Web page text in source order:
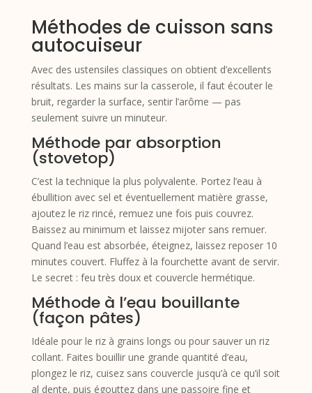
Méthodes de cuisson sans
autocuiseur
Avec des ustensiles classiques on obtient d’excellents
résultats. Les mains sur la casserole, il faut écouter le
bruit, regarder la surface, sentir l’arôme — pas
seulement suivre un minuteur.
Méthode par absorption
(stovetop)
C’est la technique la plus polyvalente. Portez l’eau à
ébullition avec sel et éventuellement matière grasse,
ajoutez le riz rincé, remuez une fois puis couvrez.
Baissez au minimum et laissez mijoter sans remuer.
Quand l’eau est absorbée, éteignez, laissez reposer 10
minutes couvert. Fluffez à la fourchette avant de servir.
Le secret : feu très doux et couvercle hermétique.
Méthode à l’eau bouillante
(façon pâtes)
Idéale pour le riz à grains longs ou pour sauver un riz
collant. Faites bouillir une grande quantité d’eau,
plongez le riz, cuisez sans couvercle jusqu’à ce qu’il soit
al dente, puis égouttez dans une passoire fine et